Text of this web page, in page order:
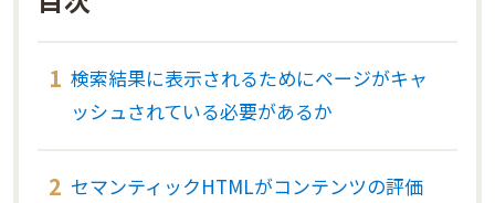
検索結果に表示されるためにページがキャ
ッシュされている必要があるか
セマンティックHTMLがコンテンツの評価